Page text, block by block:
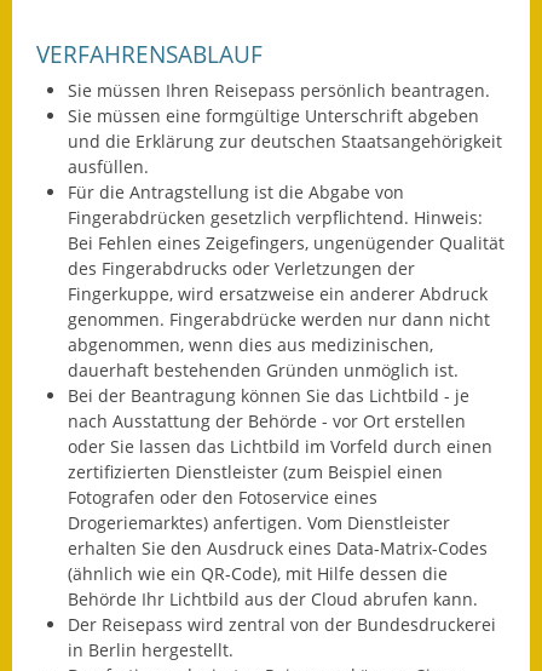
Gemeinderat
Sitzungsberichte 2015
Sitzungsberichte 2017
Sitzungsberichte 2018
Sitzungsberichte 2019
Sitzungsberichte 2020
Gemeindeverwaltung
Haushalt & Finanzen
Eröffnungsbilanz
Getrennte
Abwassergebühr
Grundsteuerreform
VERFAHRENSABLAUF
Sie müssen Ihren Reisepass persönlich beantragen.
Sie müssen eine formgültige Unterschrift abgeben
und die Erklärung zur deutschen Staatsangehörigkeit
ausfüllen.
Für die Antragstellung ist die Abgabe von
Fingerabdrücken gesetzlich verpflichtend. Hinweis:
Bei Fehlen eines Zeigefingers, ungenügender Qualität
des Fingerabdrucks oder Verletzungen der
Fingerkuppe, wird ersatzweise ein anderer Abdruck
genommen. Fingerabdrücke werden nur dann nicht
abgenommen, wenn dies aus medizinischen,
dauerhaft bestehenden Gründen unmöglich ist.
Bei der Beantragung können Sie das Lichtbild - je
nach Ausstattung der Behörde - vor Ort erstellen
oder Sie lassen das Lichtbild im Vorfeld durch einen
zertifizierten Dienstleister (zum Beispiel einen
Fotografen oder den Fotoservice eines
Drogeriemarktes) anfertigen. Vom Dienstleister
erhalten Sie den Ausdruck eines Data-Matrix-Codes
(ähnlich wie ein QR-Code), mit Hilfe dessen die
Behörde Ihr Lichtbild aus der Cloud abrufen kann.
Der Reisepass wird zentral von der Bundesdruckerei
in Berlin hergestellt.